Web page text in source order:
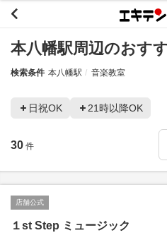
本八幡駅周辺のおす
検索条件 本八幡駅 音楽教室
日祝OK 21時以降OK
30 件
店舗公式
１st Step ミュージック